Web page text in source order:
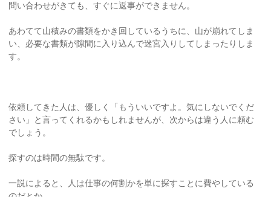
問い合わせがきても、すぐに返事ができません。
あわてて山積みの書類をかき回しているうちに、山が崩れてしま
い、必要な書類が隙間に入り込んで迷宮入りしてしまったりしま
す。
依頼してきた人は、優しく「もういいですよ。気にしないでくだ
さい」と言ってくれるかもしれませんが、次からは違う人に頼む
でしょう。
探すのは時間の無駄です。
一説によると、人は仕事の何割かを単に探すことに費やしている